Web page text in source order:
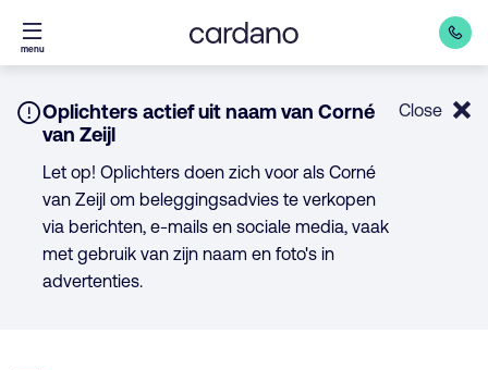
Direct
naar
menu
Notice:
Oplichters actief uit naam van Corné
van Zeijl
Let op! Oplichters doen zich voor als Corné
van Zeijl om beleggingsadvies te verkopen
via berichten, e-mails en sociale media, vaak
met gebruik van zijn naam en foto's in
advertenties.
Close